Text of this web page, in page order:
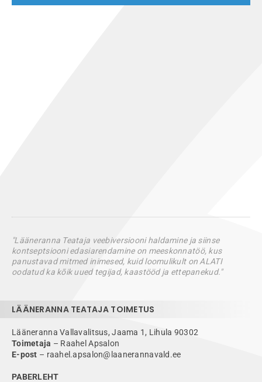
"Lääneranna Teataja veebiversiooni haldamine ja siinse
kontseptsiooni edasiarendamine on meeskonnatöö, kus
panustavad mitmed inimesed, kuid loomulikult on ALATI
oodatud ka kõik uued tegijad, kaastööd ja ettepanekud."
LÄÄNERANNA TEATAJA TOIMETUS
Lääneranna Vallavalitsus, Jaama 1, Lihula 90302
Toimetaja – Raahel Apsalon
E-post – raahel.apsalon@laanerannavald.ee
PABERLEHT